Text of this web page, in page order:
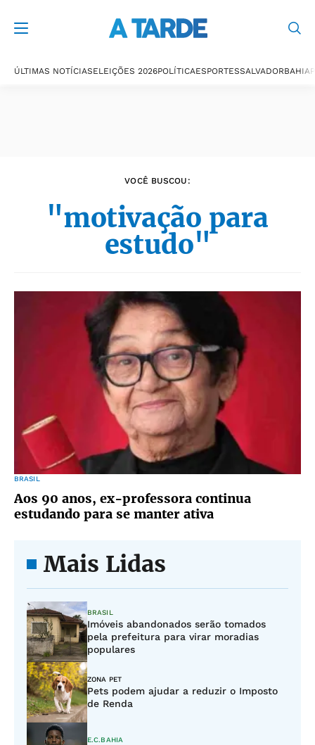
ÚLTIMAS NOTÍCIASELEIÇÕES 2026POLÍTICAESPORTESSALVADORBAHIA
VOCÊ BUSCOU:
"motivação para
estudo"
BRASIL
Aos 90 anos, ex-professora continua
estudando para se manter ativa
Mais Lidas
BRASIL
Imóveis abandonados serão tomados
pela prefeitura para virar moradias
populares
ZONA PET
Pets podem ajudar a reduzir o Imposto
de Renda
E.C.BAHIA